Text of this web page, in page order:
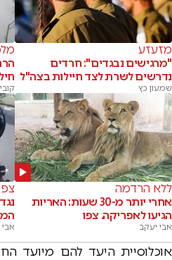
מזעזע
"מרגישים נבגדים": חרדים
נדרשים לשרת לצד חיילות בצה"ל
שמעון כץ
ללא הרדמה
אחרי יותר מ-30 שעות: האריות
הגיעו לאפריקה. צפו
אבי יעקב
אוכלוסיית היעד להם מיועד